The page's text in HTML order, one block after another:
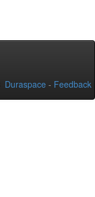
Duraspace - Feedback